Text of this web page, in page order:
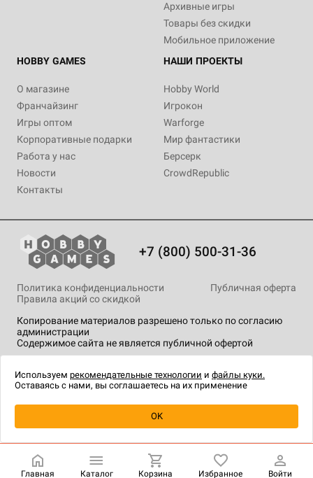
Уведомить о наличии
Архивные игры
Товары без скидки
Мобильное приложение
HOBBY GAMES
О магазине
Франчайзинг
Игры оптом
Корпоративные подарки
Работа у нас
Новости
Контакты
НАШИ ПРОЕКТЫ
Hobby World
Игрокон
Warforge
Мир фантастики
Берсерк
CrowdRepublic
+7 (800) 500-31-36
Копирование материалов разрешено только по согласию
администрации
Содержимое сайта не является публичной офертой
Политика конфиденциальности
Публичная оферта
Правила акций со скидкой
технологии.
Главная Каталог Корзина Избранное Войти
Используем рекомендательные технологии и файлы куки.
Оставаясь с нами, вы соглашаетесь на их применение
OK